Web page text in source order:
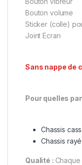
Bouton volume
Sticker (colle)
Joint Ecran
Sans nappe de
Pour quelles
Chassis
Chassis rayé
Qualité :